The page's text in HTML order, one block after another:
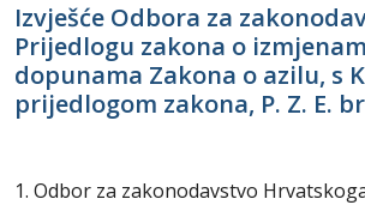
Izvješće Odbora za
Prijedlogu zakona o
dopunama Zakona o azilu, s
prijedlogom zakona, P. Z. E.
1. Odbor za zakonodavstvo